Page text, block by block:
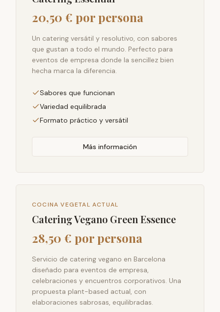
20,50 € por persona
Un catering versátil y resolutivo, con sabores
que gustan a todo el mundo. Perfecto para
eventos de empresa donde la sencillez bien
hecha marca la diferencia.
Sabores que funcionan
Variedad equilibrada
Formato práctico y versátil
Más información
COCINA VEGETAL ACTUAL
Catering Vegano Green Essence
28,50 € por persona
Servicio de catering vegano en Barcelona
diseñado para eventos de empresa,
celebraciones y encuentros corporativos. Una
propuesta plant-based actual, con
elaboraciones sabrosas, equilibradas.